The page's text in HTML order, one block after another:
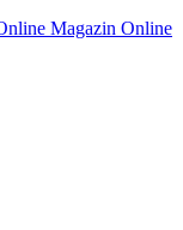
Online